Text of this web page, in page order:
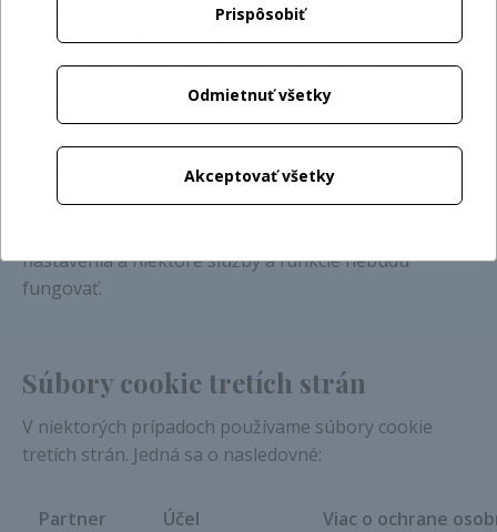
časti domovskej stránky pod tlačidlom „Cookies“
a následne „Prispôsobiť“
Súbory cookie môžete kontrolovať a/alebo
zmazať podľa uváženia. Môžete vymazať všetky
súbory cookie uložené vo svojom počítači a väčšinu
prehliadačov môžete nastaviť tak, aby ste im
znemožnili ich ukladanie. V takomto prípade však
pravdepodobne budete musieť pri každej návšteve
nastavenia a niektoré služby a funkcie nebudú
fungovať.
Súbory cookie tretích strán
V niektorých prípadoch používame súbory cookie
tretích strán. Jedná sa o nasledovné:
Partner Účel
Viac o ochrane
Prispôsobiť
Odmietnuť všetky
Akceptovať všetky